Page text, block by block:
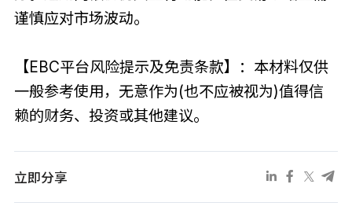
谨慎应对市场波动。
【EBC平台风险提示及免责条款】：本材料仅供
一般参考使用，无意作为(也不应被视为)值得信
赖的财务、投资或其他建议。
立即分享